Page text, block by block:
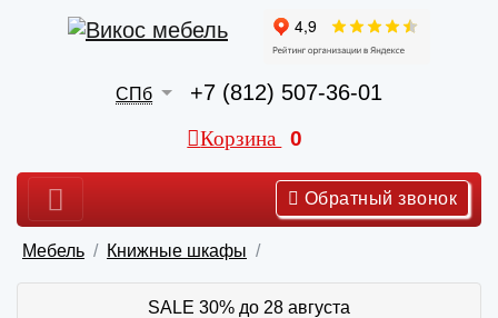
СПб +7 (812) 507-36-01
Корзина 0
Обратный звонок
Мебель Книжные шкафы
SALE 30% до 28 августа